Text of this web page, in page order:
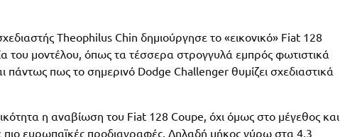
Theophilus Chin δημιούργησε το «εικονικό» Fiat 128
του μοντέλου, όπως τα τέσσερα στρογγυλά εμπρός φωτιστικά
πως το σημερινό Dodge Challenger θυμίζει σχεδιαστικά
η αναβίωση του Fiat 128 Coupe, όχι όμως στο μέγεθος και
πιο ευρωπαϊκές προδιαγραφές. Δηλαδή μήκος γύρω στα 4,3